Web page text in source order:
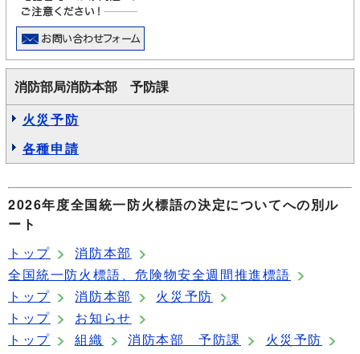
消防部局消防本部 予防課
火災予防
各種申請
2026年度全国統一防火標語の決定についてへの別ル
ート
トップ
消防本部
全国統一防火標語、危険物安全週間推進標語
トップ
消防本部
火災予防
トップ
お知らせ
トップ
組織 消防本部 予防課 火災予防